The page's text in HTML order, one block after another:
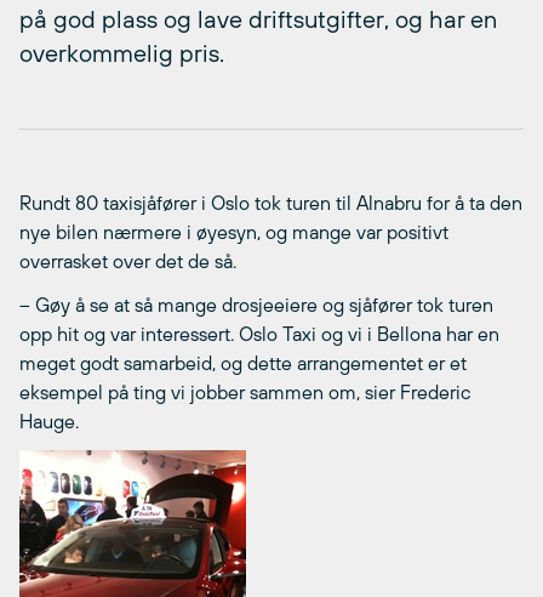
på god plass og lave driftsutgifter, og har en
overkommelig pris.
Rundt 80 taxisjåfører i Oslo tok turen til Alnabru for å ta den
nye bilen nærmere i øyesyn, og mange var positivt
overrasket over det de så.
– Gøy å se at så mange drosjeeiere og sjåfører tok turen
opp hit og var interessert. Oslo Taxi og vi i Bellona har en
meget godt samarbeid, og dette arrangementet er et
eksempel på ting vi jobber sammen om, sier Frederic
Hauge.